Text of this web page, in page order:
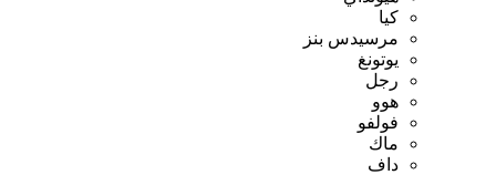
كيا
مرسيدس بنز
يوتونغ
رجل
هوو
فولفو
ماك
داف